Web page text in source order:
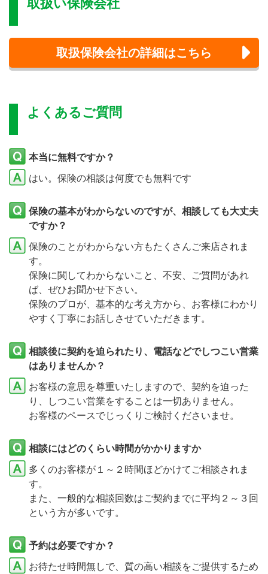
取扱い保険会社
取扱保険会社の詳細はこちら
よくあるご質問
本当に無料ですか？
はい。保険の相談は何度でも無料です
保険の基本がわからないのですが、相談しても大丈夫
ですか？
保険のことがわからない方もたくさんご来店されま
す。
保険に関してわからないこと、不安、ご質問があれ
ば、ぜひお聞かせ下さい。
保険のプロが、基本的な考え方から、お客様にわかり
やすく丁寧にお話しさせていただきます。
相談後に契約を迫られたり、電話などでしつこい営業
はありませんか？
お客様の意思を尊重いたしますので、契約を迫った
り、しつこい営業をすることは一切ありません。
お客様のペースでじっくりご検討くださいませ。
相談にはどのくらい時間がかかりますか
多くのお客様が１～２時間ほどかけてご相談されま
す。
また、一般的な相談回数はご契約までに平均２～３回
という方が多いです。
予約は必要ですか？
お待たせ時間無しで、質の高い相談をご提供するため